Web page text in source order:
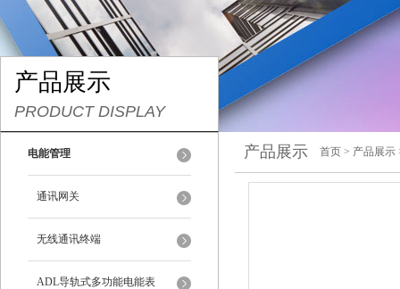
产品展示
PRODUCT DISPLAY
电能管理
通讯网关
无线通讯终端
ADL导轨式多功能电能表
产品展示 首页 > 产品展示